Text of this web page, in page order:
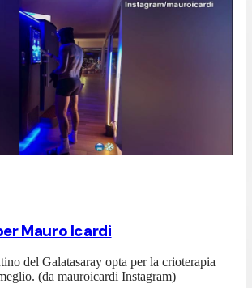
Mauro Icardi
del Galatasaray opta per la crioterapia
(da mauroicardi Instagram)